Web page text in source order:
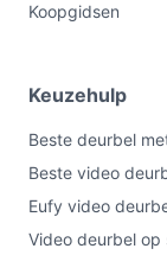
Koopgidsen
Keuzehulp
Beste deurbel
Beste video
Eufy video
Video deurbel